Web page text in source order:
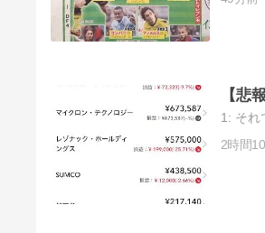
【悲
1: それ
2時間